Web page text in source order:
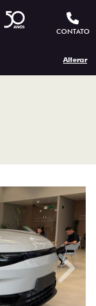
CONTATO
Alterar
Next